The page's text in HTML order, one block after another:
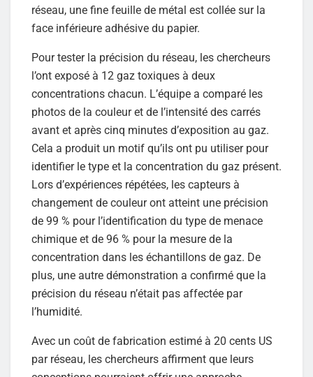
réseau, une fine feuille de métal est collée sur la
face inférieure adhésive du papier.
Pour tester la précision du réseau, les chercheurs
l’ont exposé à 12 gaz toxiques à deux
concentrations chacun. L’équipe a comparé les
photos de la couleur et de l’intensité des carrés
avant et après cinq minutes d’exposition au gaz.
Cela a produit un motif qu’ils ont pu utiliser pour
identifier le type et la concentration du gaz présent.
Lors d’expériences répétées, les capteurs à
changement de couleur ont atteint une précision
de 99 % pour l’identification du type de menace
chimique et de 96 % pour la mesure de la
concentration dans les échantillons de gaz. De
plus, une autre démonstration a confirmé que la
précision du réseau n’était pas affectée par
l’humidité.
Avec un coût de fabrication estimé à 20 cents US
par réseau, les chercheurs affirment que leurs